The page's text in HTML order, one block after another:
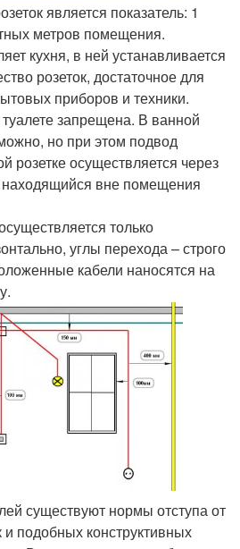
является показатель: 1
метров помещения.
кухня, в ней устанавливается
розеток, достаточное для
приборов и техники.
туалете запрещена. В ванной
но при этом подвод
розетке осуществляется через
находящийся вне помещения
только
углы перехода – строго
кабели наносятся на
существуют нормы отступа от
подобных конструктивных